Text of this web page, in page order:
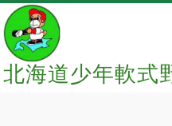
Skip
to
content
北海道少年軟式